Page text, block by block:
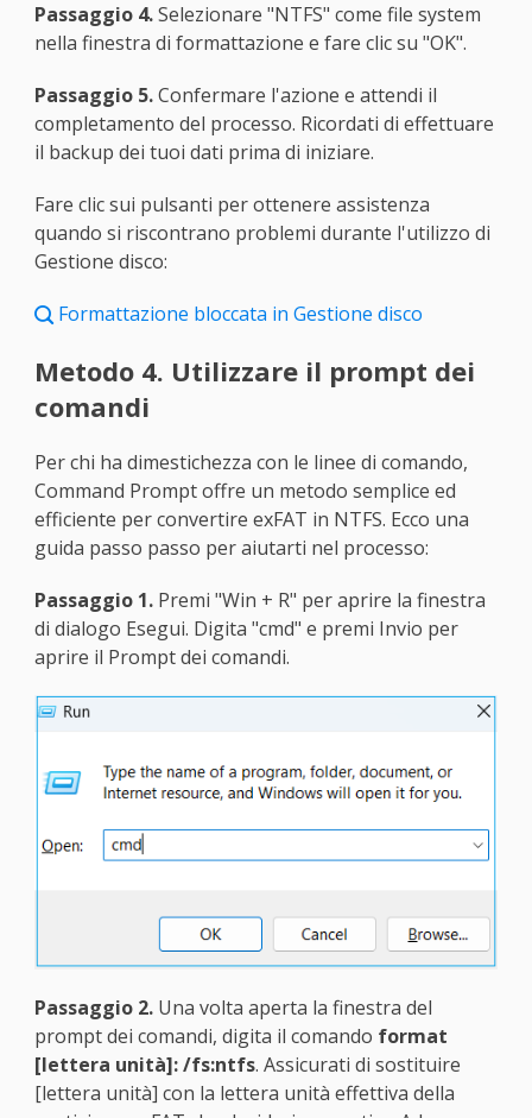
Passaggio 4.Selezionare "NTFS" come file system
nella finestra di formattazione e fare clic su "OK".
Passaggio 5.Confermare l'azione e attendi il
completamento del processo. Ricordati di effettuare
il backup dei tuoi dati prima di iniziare.
Fare clic sui pulsanti per ottenere assistenza
quando si riscontrano problemi durante l'utilizzo di
Gestione disco:
 Formattazione bloccata in Gestione disco
Metodo 4. Utilizzare il prompt dei
comandi
Per chi ha dimestichezza con le linee di comando,
Command Prompt offre un metodo semplice ed
efficiente per convertire exFAT in NTFS. Ecco una
guida passo passo per aiutarti nel processo:
Passaggio 1.Premi "Win + R" per aprire la finestra
di dialogo Esegui. Digita "cmd" e premi Invio per
aprire il Prompt dei comandi.
Passaggio 2.Una volta aperta la finestra del
prompt dei comandi, digita il comando format
[lettera unità]: /fs:ntfs. Assicurati di sostituire
[lettera unità] con la lettera unità effettiva della